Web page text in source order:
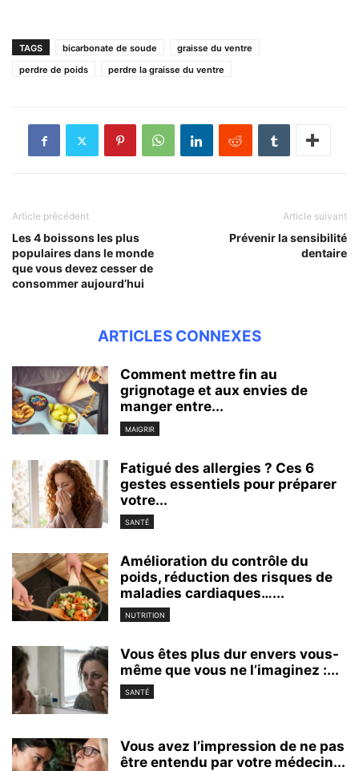
TAGS bicarbonate de soude
graisse du ventre
perdre de poids
perdre la graisse du ventre
Article précédent
Les 4 boissons les plus
populaires dans le monde
que vous devez cesser de
consommer aujourd’hui
Article suivant
Prévenir la sensibilité
dentaire
ARTICLES CONNEXES
Comment mettre fin au
grignotage et aux envies de
manger entre...
MAIGRIR
Fatigué des allergies ? Ces 6
gestes essentiels pour préparer
votre...
SANTÉ
Amélioration du contrôle du
poids, réduction des risques de
maladies cardiaques…...
NUTRITION
Vous êtes plus dur envers vous-
même que vous ne l’imaginez :...
SANTÉ
Vous avez l’impression de ne pas
être entendu par votre médecin...